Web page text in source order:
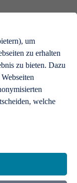
um
zu erhalten
zu bieten. Dazu
welche